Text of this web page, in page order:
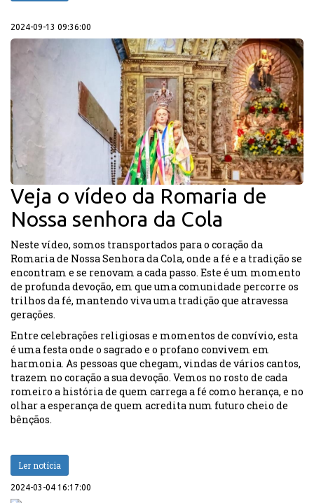
2024-09-13 09:36:00
Veja o vídeo da Romaria de
Nossa senhora da Cola
Neste vídeo, somos transportados para o coração da
Romaria de Nossa Senhora da Cola, onde a fé e a tradição se
encontram e se renovam a cada passo. Este é um momento
de profunda devoção, em que uma comunidade percorre os
trilhos da fé, mantendo viva uma tradição que atravessa
gerações.
Entre celebrações religiosas e momentos de convívio, esta
é uma festa onde o sagrado e o profano convivem em
harmonia. As pessoas que chegam, vindas de vários cantos,
trazem no coração a sua devoção. Vemos no rosto de cada
romeiro a história de quem carrega a fé como herança, e no
olhar a esperança de quem acredita num futuro cheio de
bênçãos.
Ler notícia
2024-03-04 16:17:00